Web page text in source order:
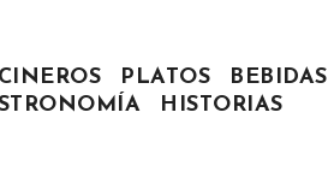
PLATOS
BEBIDAS
HISTORIAS